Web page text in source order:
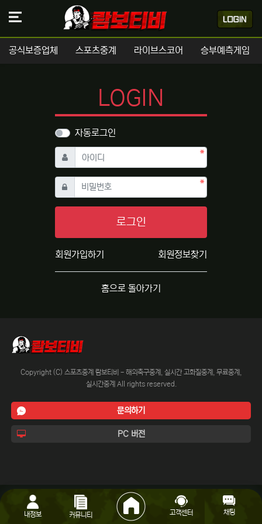
공식보증업체 스포츠중계 라이브스코어 승부예측게임
LOGIN
자동로그인
아이디 필수
비밀번호필수
로그인
회원가입하기 회원정보찾기
홈으로 돌아가기
Copyright (C) 스포츠중계 람보티비 - 해외축구중계, 실시간 고화질중계, 무료중계,
실시간중계 All rights reserved.
문의하기
PC 버전
내정보 커뮤니티 고객센터 채팅